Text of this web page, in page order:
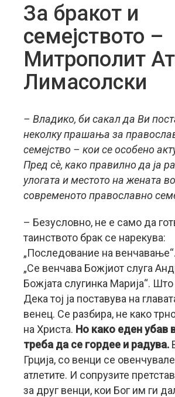
За бракот и
семејството –
Митрополит
Лимасолски
– Владико, би сакал да Ви
неколку прашања за
семејство – кои се особено
Пред сè, како правилно да ја
улогата и местото на жената во
современото православно
– Безусловно, не е само да
таинството брак се нарекува:
„Последование на
„Се венчава Божјиот слуга
Божјата слугинка Марија“.
Дека тој ја поставува на
венец. Се разбира, не како
на Христа. Но како еден убав
треба да се гордее и радува.
Грција, со венци се
атлетите. И сопрузите
за друг венци, кои Бог им ги